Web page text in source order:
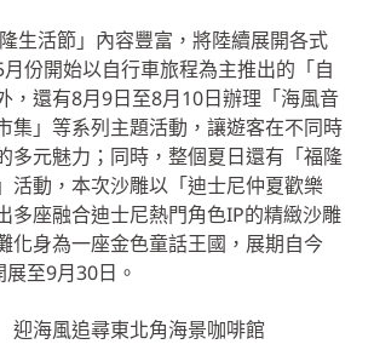
生活節」內容豐富，將陸續展開各式
份開始以自行車旅程為主推出的「自
，還有8月9日至8月10日辦理「海風音
集」等系列主題活動，讓遊客在不同時
多元魅力；同時，整個夏日還有「福隆
活動，本次沙雕以「迪士尼仲夏歡樂
多座融合迪士尼熱門角色IP的精緻沙雕
化身為一座金色童話王國，展期自今
至9月30日。
海風追尋東北角海景咖啡館